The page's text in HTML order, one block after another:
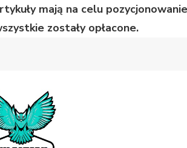
mają na celu
zostały opłacone.